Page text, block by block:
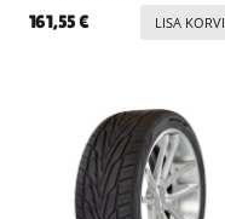
161,55€ LISA KORVI